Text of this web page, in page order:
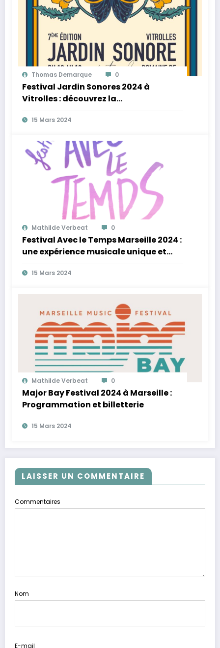
Thomas Demarque 0
Festival Jardin Sonores 2024 à
Vitrolles : découvrez la
programmation et les informations
sur la billetterie
15 Mars 2024
Mathilde Verbeat 0
Festival Avec le Temps Marseille 2024 :
une expérience musicale unique et
éclectique
15 Mars 2024
Mathilde Verbeat 0
Major Bay Festival 2024 à Marseille :
Programmation et billetterie
15 Mars 2024
LAISSER UN COMMENTAIRE
Commentaires
Nom
E-mail